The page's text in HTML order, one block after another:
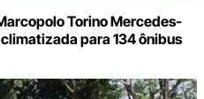
Torino Mercedes-
para 134 ônibus